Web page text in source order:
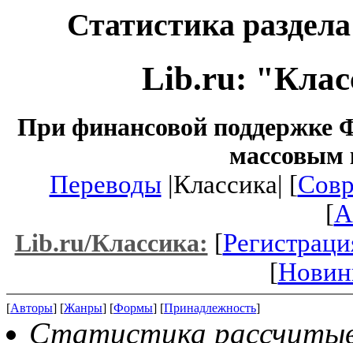
Статистика
Lib.ru:
При финансовой поддержке
массовым
Переводы|Классика| [
[
Lib.ru/Классика: [
[
[Авторы] [Жанры] [Формы] [Принадлежность]
Статистика